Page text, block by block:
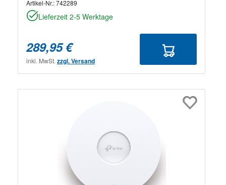
Artikel-Nr.:742289
Lieferzeit 2-5 Werktage
289,95 €
inkl. MwSt. zzgl. Versand